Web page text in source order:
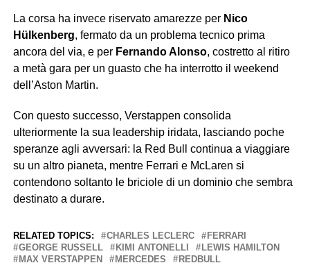
La corsa ha invece riservato amarezze per Nico
Hülkenberg, fermato da un problema tecnico prima
ancora del via, e per Fernando Alonso, costretto al ritiro
a metà gara per un guasto che ha interrotto il weekend
dell’Aston Martin.
Con questo successo, Verstappen consolida
ulteriormente la sua leadership iridata, lasciando poche
speranze agli avversari: la Red Bull continua a viaggiare
su un altro pianeta, mentre Ferrari e McLaren si
contendono soltanto le briciole di un dominio che sembra
destinato a durare.
RELATED TOPICS: CHARLES LECLERC
FERRARI
GEORGE RUSSELL
KIMI ANTONELLI
LEWIS HAMILTON
MAX VERSTAPPEN
MERCEDES REDBULL